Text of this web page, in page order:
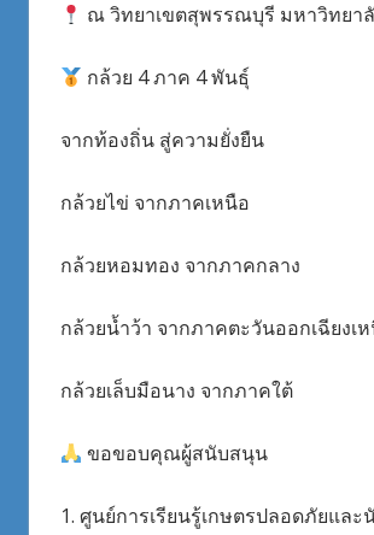
ณ วิทยาเขตสุพรรณบุรี มหาวิทยา
กล้วย 4 ภาค 4 พันธุ์
จากท้องถิ่น สู่ความยั่งยืน
กล้วยไข่ จากภาคเหนือ
กล้วยหอมทอง จากภาคกลาง
กล้วยน้ำว้า จากภาคตะวันออกเฉียงเ
กล้วยเล็บมือนาง จากภาคใต้
ขอขอบคุณผู้สนับสนุน
1. ศูนย์การเรียนรู้เกษตรปลอดภัยแล